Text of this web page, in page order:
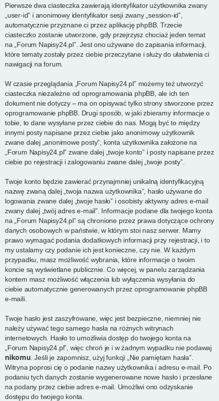
Pierwsze dwa ciasteczka zawierają identyfikator użytkownika zwany
„user-id” i anonimowy identyfikator sesji zwany „session-id”,
automatycznie przyznane ci przez aplikację phpBB. Trzecie
ciasteczko zostanie utworzone, gdy przejrzysz chociaż jeden temat
na „Forum Napisy24.pl”. Jest ono używane do zapisania informacji,
które tematy zostały przez ciebie przeczytane i służy do ułatwienia ci
nawigacji na forum.
W czasie przeglądania „Forum Napisy24.pl” możemy też utworzyć
ciasteczka niezależne od oprogramowania phpBB, ale ich ten
dokument nie dotyczy – ma on opisywać tylko strony stworzone przez
oprogramowanie phpBB. Drugi sposób, w jaki zbieramy informacje o
tobie, to dane wysyłane przez ciebie do nas. Mogą być to między
innymi posty napisane przez ciebie jako anonimowy użytkownik
zwane dalej „anonimowe posty”, konta użytkownika założone na
„Forum Napisy24.pl” zwane dalej „twoje konto” i posty napisane przez
ciebie po rejestracji i zalogowaniu zwane dalej „twoje posty”.
Twoje konto będzie zawierać przynajmniej unikalną identyfikacyjną
nazwę zwaną dalej „twoja nazwa użytkownika”, hasło używane do
logowania zwane dalej „twoje hasło” i osobisty aktywny adres e-mail
zwany dalej „twój adres e-mail”. Informacje podane dla twojego konta
na „Forum Napisy24.pl” są chronione przez prawa dotyczące ochrony
danych osobowych w państwie, w którym stoi nasz serwer. Mamy
prawo wymagać podania dodatkowych informacji przy rejestracji, i to
my ustalamy czy podanie ich jest konieczne, czy nie. W każdym
przypadku, masz możliwość wybrania, które informacje o twoim
koncie są wyświetlane publicznie. Co więcej, w panelu zarządzania
kontem masz możliwość włączenia lub wyłączenia wysyłania do
ciebie automatycznie generowanych przez oprogramowanie phpBB
e-maili.
Twoje hasło jest zaszyfrowane, więc jest bezpieczne, niemniej nie
należy używać tego samego hasła na różnych witrynach
internetowych. Hasło to umożliwia dostęp do twojego konta na
„Forum Napisy24.pl”, więc chroń je i w żadnym wypadku nie podawaj
nikomu . Jeśli je zapomnisz, użyj funkcji „Nie pamiętam hasła”.
Witryna poprosi cię o podanie nazwy użytkownika i adresu e-mail. Po
podaniu tych danych zostanie wygenerowane nowe hasło i przesłane
na podany przez ciebie adres e-mail. Umożliwi ono odzyskanie
dostępu do twojego konta.